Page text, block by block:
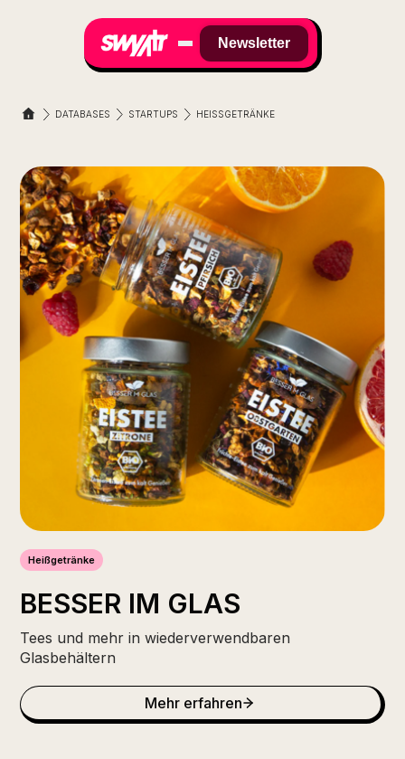
Newsletter
DATABASES STARTUPS HEISSGETRÄNKE
Heißgetränke
BESSER IM GLAS
Tees und mehr in wiederverwendbaren
Glasbehältern
Mehr erfahren